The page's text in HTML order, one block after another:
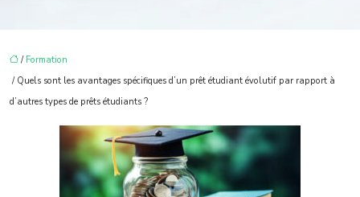
/ Formation
/ Quels sont les avantages spécifiques d’un prêt étudiant évolutif par rapport à
d’autres types de prêts étudiants ?